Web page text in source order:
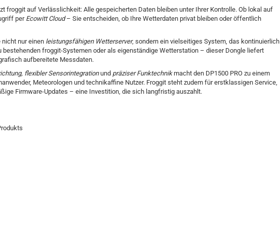
froggit auf Verlässlichkeit: Alle gespeicherten Daten bleiben unter Ihrer Kontrolle. Ob lokal auf
per Ecowitt Cloud– Sie entscheiden, ob Ihre Wetterdaten privat bleiben oder öffentlich
nicht nur einen leistungsfähigen Wetterserver, sondern ein vielseitiges System, das kontinuierlich
bestehenden froggit-Systemen oder als eigenständige Wetterstation – dieser Dongle liefert
aufbereitete Messdaten.
flexibler Sensorintegrationund präziser Funktechnikmacht den DP1500 PRO zu einem
Meteorologen und technikaffine Nutzer. Froggit steht zudem für erstklassigen Service,
Firmware-Updates – eine Investition, die sich langfristig auszahlt.